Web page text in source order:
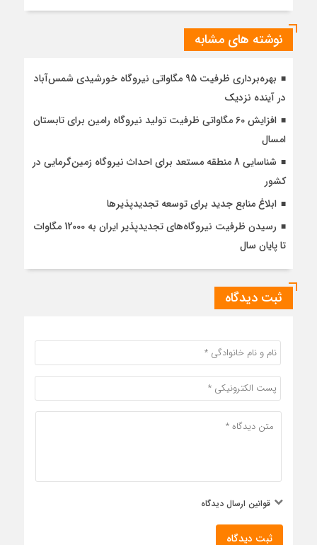
نوشته های مشابه
بهره‌برداری ظرفیت 95 مگاواتی نیروگاه خورشیدی شمس‌آباد
در آینده نزدیک
افزایش 60 مگاواتی ظرفیت تولید نیروگاه رامین برای تابستان
امسال
شناسایی 8 منطقه مستعد برای احداث نیروگاه زمین‌گرمایی در
کشور
ابلاغ منابع جدید برای توسعه تجدیدپذیرها
رسیدن ظرفیت نیروگاه‌های تجدیدپذیر ایران به 12000 مگاوات
تا پایان سال
ثبت دیدگاه
قوانین ارسال دیدگاه
ثبت دیدگاه